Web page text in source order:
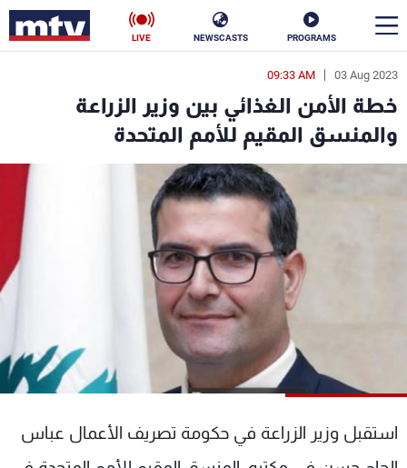
PROGRAMS
NEWSCASTS
LIVE
03 Aug 2023
09:33 AM
خطة الأمن الغذائي بين وزير الزراعة
والمنسق المقيم للأمم المتحدة
استقبل وزير الزراعة في حكومة تصريف الأعمال عباس
en
الأخبار
سياسة ناس
فن
رياضة
جدول البرامج
شاهد البرامج